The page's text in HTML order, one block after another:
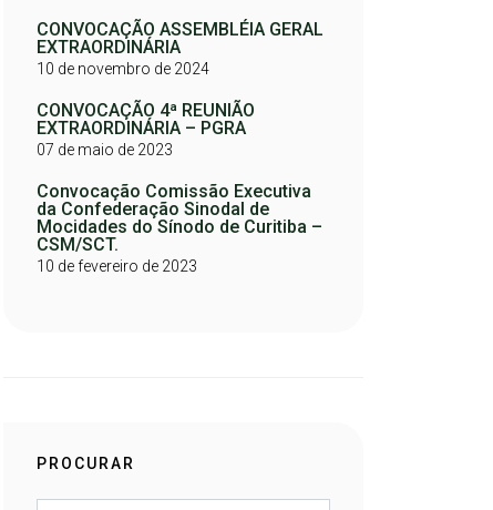
CONVOCAÇÃO ASSEMBLÉIA GERAL
EXTRAORDINÁRIA
10 de novembro de 2024
CONVOCAÇÃO 4ª REUNIÃO
EXTRAORDINÁRIA – PGRA
07 de maio de 2023
Convocação Comissão Executiva
da Confederação Sinodal de
Mocidades do Sínodo de Curitiba –
CSM/SCT.
10 de fevereiro de 2023
PROCURAR